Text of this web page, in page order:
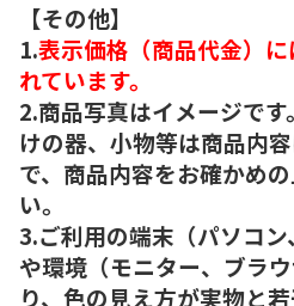
【その他】
1.表示価格（商品代金）
れています。
2.商品写真はイメージで
けの器、小物等は商品内
で、商品内容をお確かめ
い。
3.ご利用の端末（パソコン
や環境（モニター、ブラ
り、色の見え方が実物と